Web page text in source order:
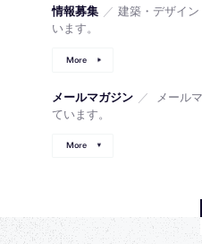
情報募集 ／ 建築・デザイ
います。
More
メールマガジン ／
メール
ています。
More